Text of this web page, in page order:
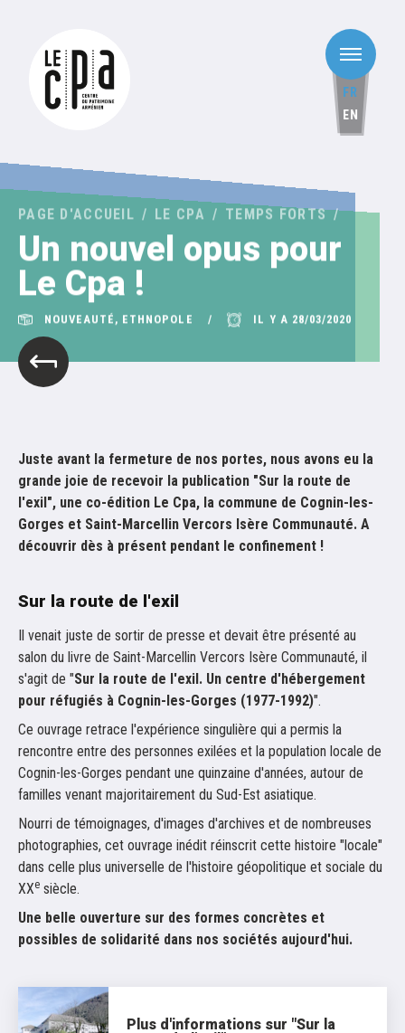
FR
EN
PAGE D'ACCUEIL LE CPA TEMPS FORTS
Un nouvel opus pour
Le Cpa !
NOUVEAUTÉ, ETHNOPOLE IL Y A 28/03/2020
Juste avant la fermeture de nos portes, nous avons eu la
grande joie de recevoir la publication "Sur la route de
l'exil", une co-édition Le Cpa, la commune de Cognin-les-
Gorges et Saint-Marcellin Vercors Isère Communauté. A
découvrir dès à présent pendant le confinement !
Sur la route de l'exil
Il venait juste de sortir de presse et devait être présenté au
salon du livre de Saint-Marcellin Vercors Isère Communauté, il
s'agit de "Sur la route de l'exil. Un centre d'hébergement
pour réfugiés à Cognin-les-Gorges (1977-1992)".
Ce ouvrage retrace l'expérience singulière qui a permis la
rencontre entre des personnes exilées et la population locale de
Cognin-les-Gorges pendant une quinzaine d'années, autour de
familles venant majoritairement du Sud-Est asiatique.
Nourri de témoignages, d'images d'archives et de nombreuses
photographies, cet ouvrage inédit réinscrit cette histoire "locale"
dans celle plus universelle de l'histoire géopolitique et sociale du
XXe siècle.
Une belle ouverture sur des formes concrètes et
possibles de solidarité dans nos sociétés aujourd'hui.
Plus d'informations sur "Sur la